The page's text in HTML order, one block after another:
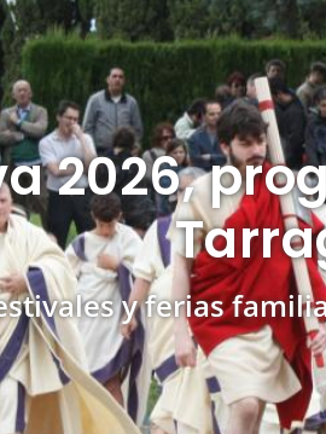
2026,
y ferias